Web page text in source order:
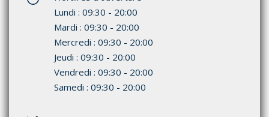
Lundi : 09:30 - 20:00
Mardi : 09:30 - 20:00
Mercredi : 09:30 - 20:00
Jeudi : 09:30 - 20:00
Vendredi : 09:30 - 20:00
Samedi : 09:30 - 20:00